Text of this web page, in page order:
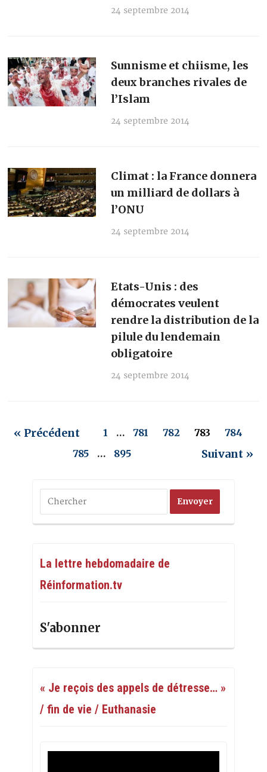
24 septembre 2014
Sunnisme et chiisme, les
deux branches rivales de
l’Islam
24 septembre 2014
Climat : la France donnera
un milliard de dollars à
l’ONU
24 septembre 2014
Etats-Unis : des
démocrates veulent
rendre la distribution de la
pilule du lendemain
obligatoire
24 septembre 2014
« Précédent 1 … 781 782 783
784
785
… 895 Suivant »
La lettre hebdomadaire de
Réinformation.tv
S'abonner
« Je reçois des appels de détresse… »
/ fin de vie / Euthanasie